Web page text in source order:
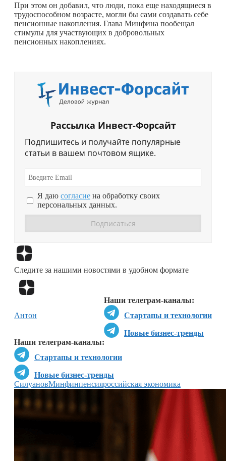
При этом он добавил, что люди, пока еще находящиеся в
трудоспособном возрасте, могли бы сами создавать себе
пенсионные накопления. Глава Минфина пообещал
стимулы для участвующих в добровольных
пенсионных накоплениях.
Рассылка Инвест-Форсайт
Подпишитесь и получайте популярные
статьи в вашем почтовом ящике.
Я даю согласие на обработку своих
персональных данных.
Следите за нашими новостями в удобном формате
Наши телеграм-каналы:
Стартапы и технологии
Новые бизнес-тренды
Наши телеграм-каналы:
Стартапы и технологии
Новые бизнес-тренды
Антон
СилуановМинфинпенсияроссийская экономика